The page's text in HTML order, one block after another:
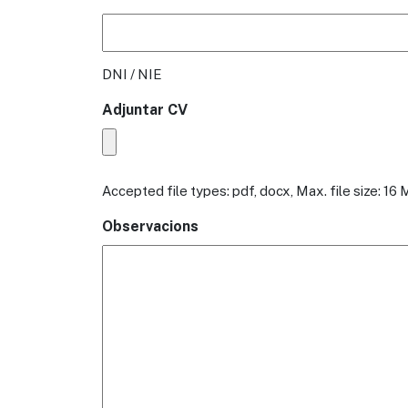
DNI / NIE
Adjuntar CV
Accepted file types: pdf, docx, Max. file size: 16
Observacions